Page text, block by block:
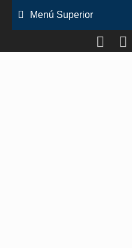
Menú Superior